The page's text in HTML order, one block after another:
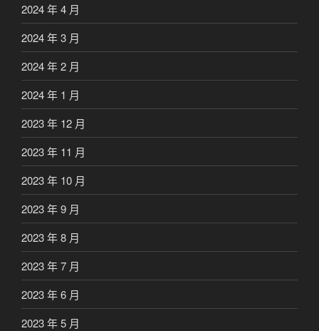
2024 年 4 月
2024 年 3 月
2024 年 2 月
2024 年 1 月
2023 年 12 月
2023 年 11 月
2023 年 10 月
2023 年 9 月
2023 年 8 月
2023 年 7 月
2023 年 6 月
2023 年 5 月